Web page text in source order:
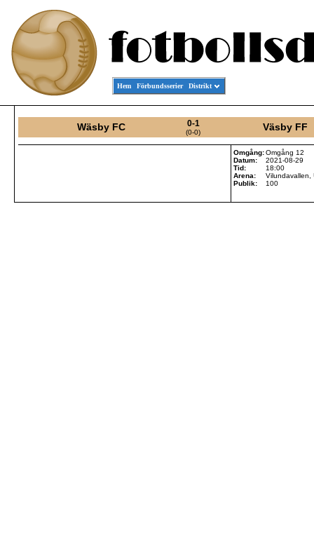
Hem Förbundsserier Distrikt
Wäsby FC 0-1
(0-0) Väsby FF
Omgång:Omgång 12
Datum:
2021-08-29
Tid:
18:00
Arena:
Vilundavallen,
Publik:
100